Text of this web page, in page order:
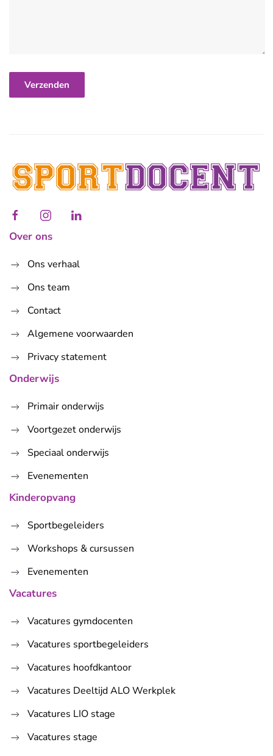
Over ons
Ons verhaal
Ons team
Contact
Algemene voorwaarden
Privacy statement
Onderwijs
Primair onderwijs
Voortgezet onderwijs
Speciaal onderwijs
Evenementen
Kinderopvang
Sportbegeleiders
Workshops & cursussen
Evenementen
Vacatures
Vacatures gymdocenten
Vacatures sportbegeleiders
Vacatures hoofdkantoor
Vacatures Deeltijd ALO Werkplek
Vacatures LIO stage
Vacatures stage